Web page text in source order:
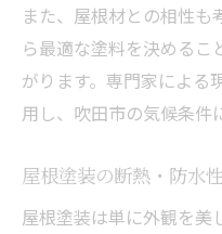
また、屋根材との相性
ら最適な塗料を決める
がります。専門家による
用し、吹田市の気候条件
屋根塗装の断熱・防水
屋根塗装は単に外観を美